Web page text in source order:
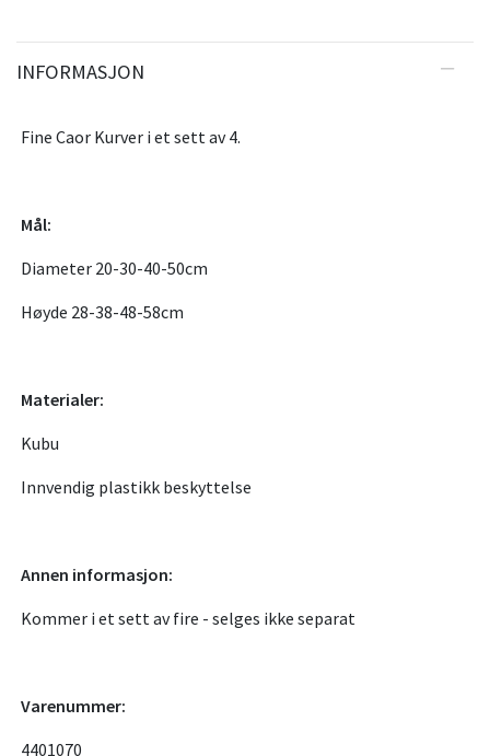
INFORMASJON
Fine Caor Kurver i et sett av 4.
Mål:
Diameter 20-30-40-50cm
Høyde 28-38-48-58cm
Materialer:
Kubu
Innvendig plastikk beskyttelse
Annen informasjon:
Kommer i et sett av fire - selges ikke separat
Varenummer:
4401070